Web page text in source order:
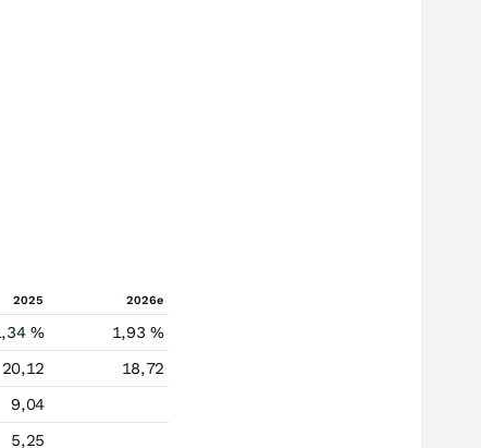
2025 2026e
%
1,93 %
20,12
18,72
9,04
5,25